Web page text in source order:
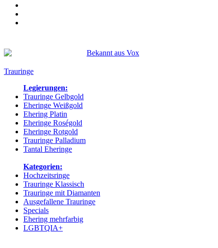
Trauringe
Legierungen:
Trauringe Gelbgold
Eheringe Weißgold
Ehering Platin
Eheringe Roségold
Eheringe Rotgold
Trauringe Palladium
Tantal Eheringe
Kategorien:
Hochzeitsringe
Trauringe Klassisch
Trauringe mit Diamanten
Ausgefallene Trauringe
Specials
Ehering mehrfarbig
LGBTQIA+